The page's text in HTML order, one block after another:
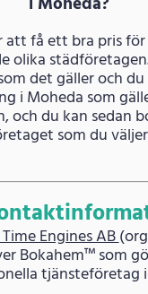
att få ett bra pris
olika
det gäller och
i Moheda som
och du kan sedan
som du
Engines AB
Bokahem™ som
tjänsteföretag